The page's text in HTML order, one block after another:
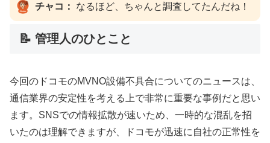
チャコ： なるほど、ちゃんと調査してたんだね！
📝 管理人のひとこと
今回のドコモのMVNO設備不具合についてのニュースは、
通信業界の安定性を考える上で非常に重要な事例だと思い
ます。SNSでの情報拡散が速いため、一時的な混乱を招
いたのは理解できますが、ドコモが迅速に自社の正常性を